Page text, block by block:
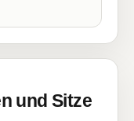
und Sitze